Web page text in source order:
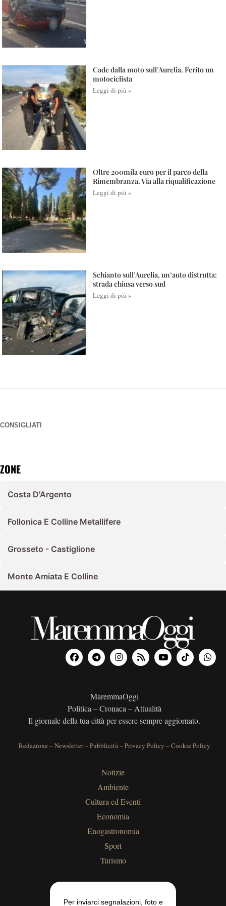
Cade dalla moto sull’Aurelia. Ferito un
motociclista
Leggi di più »
Oltre 200mila euro per il parco della
Rimembranza. Via alla riqualificazione
Leggi di più »
Schianto sull’Aurelia, un’auto distrutta:
strada chiusa verso sud
Leggi di più »
CONSIGLIATI
ZONE
Costa D'Argento
Follonica E Colline Metallifere
Grosseto - Castiglione
Monte Amiata E Colline
MaremmaOggi
Politica – Cronaca – Attualità
Il giornale della tua città per essere sempre aggiornato.
Redazione –Newsletter–Pubblicità–Privacy Policy –Cookie Policy
Notizie
Ambiente
Cultura ed Eventi
Economia
Enogastronomia
Sport
Turismo
Per inviarci segnalazioni, foto e